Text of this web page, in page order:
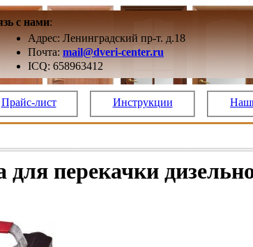
с нами:
Адрес: Ленинградский пр-т. д.18
Почта:mail@dveri-center.ru
ICQ: 658963412
Прайс-лист Инструкции
для перекачки